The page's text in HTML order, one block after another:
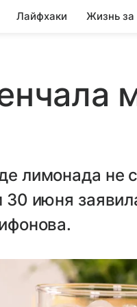
Лайфхаки Жизнь за
лимонада не
июня